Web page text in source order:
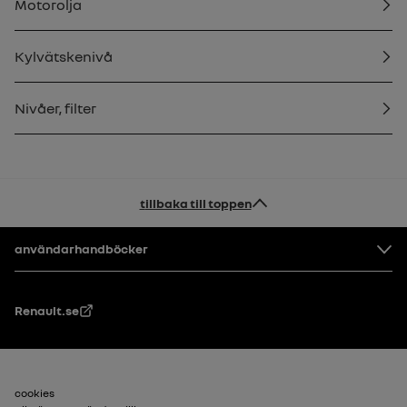
Motorolja
Kylvätskenivå
Nivåer, filter
tillbaka till toppen
Footer
användarhandböcker
Renault.se
Sidfot_2
cookies